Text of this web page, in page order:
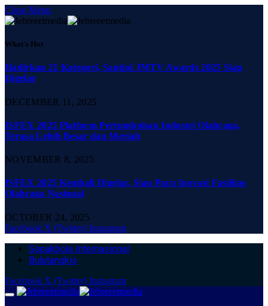
Close Menu
What's Hot
Hadirkan 21 Kategori, Santini JMTV Awards 2025 Siap
Digelar
DECEMBER 11, 2025
ISFEX 2025 Platform Pertumbuhan Industri Olahraga,
Terasa Lebih Besar dan Meriah
NOVEMBER 8, 2025
ISFEX 2025 Kembali Digelar, Siap Pacu Inovasi Fasilitas
Olahraga Nasional
OCTOBER 24, 2025
Facebook X (Twitter) Instagram
Sepakbola Internasional
Bulutangkis
Facebook X (Twitter) Instagram